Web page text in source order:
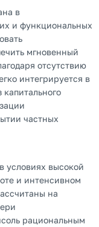
в
и функциональных
мгновенный
отсутствию
интегрируется в
частных
условиях высокой
и интенсивном
на
рациональным